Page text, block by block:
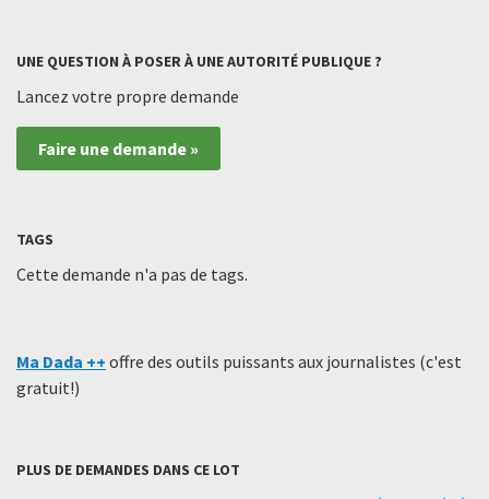
UNE QUESTION À POSER À UNE AUTORITÉ PUBLIQUE ?
Lancez votre propre demande
Faire une demande »
TAGS
Cette demande n'a pas de tags.
Ma Dada ++ offre des outils puissants aux journalistes (c'est
gratuit!)
PLUS DE DEMANDES DANS CE LOT